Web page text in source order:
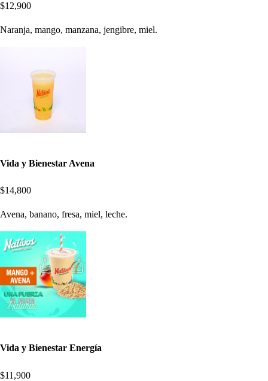
$12,900
Naranja, mango, manzana, jengibre, miel.
Vida y Bienestar Avena
$14,800
Avena, banano, fresa, miel, leche.
Vida y Bienestar Energía
$11,900